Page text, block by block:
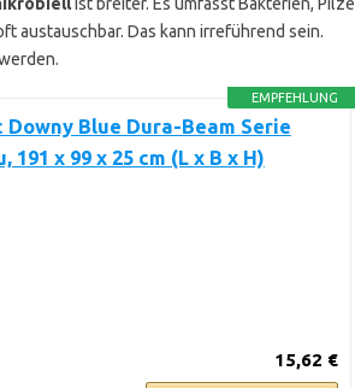
austauschbar. Das kann irreführend sein.
EMPFEHLUNG
Downy Blue Dura-Beam Serie
x 99 x 25 cm (L x B x H)
15,62 €